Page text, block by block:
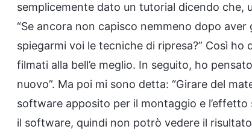
semplicemente dato un tutorial dicendo che,
“Se ancora non capisco nemmeno dopo
spiegarmi voi le tecniche di ripresa?” Così
filmati alla bell’e meglio. In seguito, ho
nuovo”. Ma poi mi sono detta: “Girare del
software apposito per il montaggio e
il software, quindi non potrò vedere il